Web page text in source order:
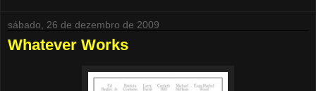
sábado, 26 de dezembro de 2009
Whatever Works